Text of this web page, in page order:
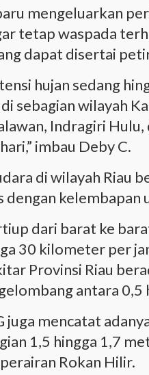
mengeluarkan
tetap waspada
dapat disertai
hujan sedang
sebagian wilayah
Indragiri
imbau Deby C.
di wilayah Riau
dengan kelembapan
dari barat ke
30 kilometer per
Provinsi Riau
antara 0,5
juga mencatat
1,5 hingga 1,7
Rokan Hilir.